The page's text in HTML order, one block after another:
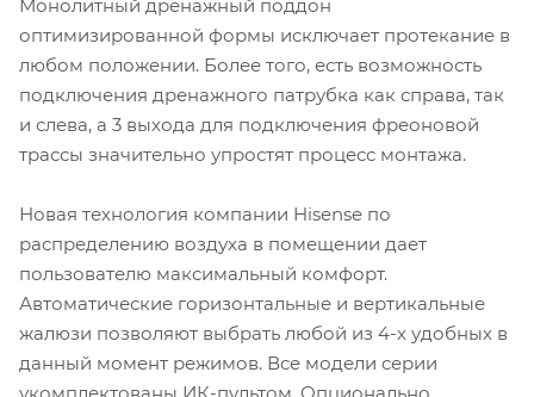
Монолитный дренажный поддон
оптимизированной формы исключает протекание в
любом положении. Более того, есть возможность
подключения дренажного патрубка как справа, так
и слева, а 3 выхода для подключения фреоновой
трассы значительно упростят процесс монтажа.
Новая технология компании Hisense по
распределению воздуха в помещении дает
пользователю максимальный комфорт.
Автоматические горизонтальные и вертикальные
жалюзи позволяют выбрать любой из 4-х удобных в
данный момент режимов. Все модели серии